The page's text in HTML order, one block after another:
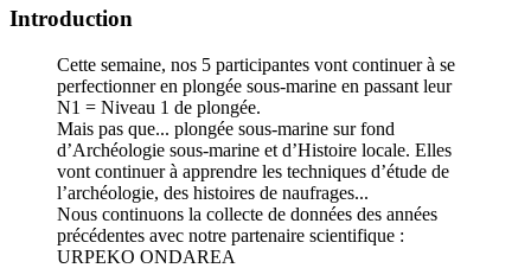
Introduction
Cette semaine, nos 5 participantes vont continuer à se
perfectionner en plongée sous-marine en passant leur
N1 = Niveau 1 de plongée.
Mais pas que... plongée sous-marine sur fond
d’Archéologie sous-marine et d’Histoire locale. Elles
vont continuer à apprendre les techniques d’étude de
l’archéologie, des histoires de naufrages...
Nous continuons la collecte de données des années
précédentes avec notre partenaire scientifique :
URPEKO ONDAREA